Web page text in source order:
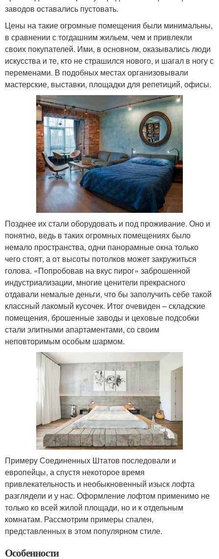
заводов оставались пустовать.
Цены на такие огромные помещения были минимальны,
в сравнении с тогдашним жильем, чем и привлекли
своих покупателей. Ими, в основном, оказывались люди
искусства и те, кто не страшился нового, и шагал в ногу с
переменами. В подобных местах организовывали
мастерские, выставки, площадки для репетиций, офисы.
Позднее их стали оборудовать и под проживание. Оно и
понятно, ведь в таких огромных помещениях было
немало пространства, одни панорамные окна только
чего стоят, а от высоты потолков может закружиться
голова. «Попробовав на вкус пирог» заброшенной
индустриализации, многие ценители прекрасного
отдавали немалые деньги, что бы заполучить себе такой
классный лакомый кусочек. Итог очевиден – складские
помещения, брошенные заводы и цеховые подсобки
стали элитными апартаментами, со своим
неповторимым особым шармом.
Примеру Соединенных Штатов последовали и
европейцы, а спустя некоторое время
привлекательность и необыкновенный изыск лофта
разглядели и у нас. Оформление лофтом применимо не
только ко всей жилой площади, но и к отдельным
комнатам. Рассмотрим примеры спален,
представленных в этом популярном стиле.
Особенности